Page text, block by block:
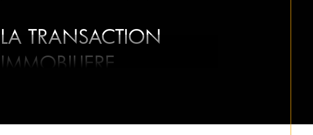
LA TRANSACTION
IMMOBILIERE
écoute en tant que Directrice de l'Agence et Responsabledu